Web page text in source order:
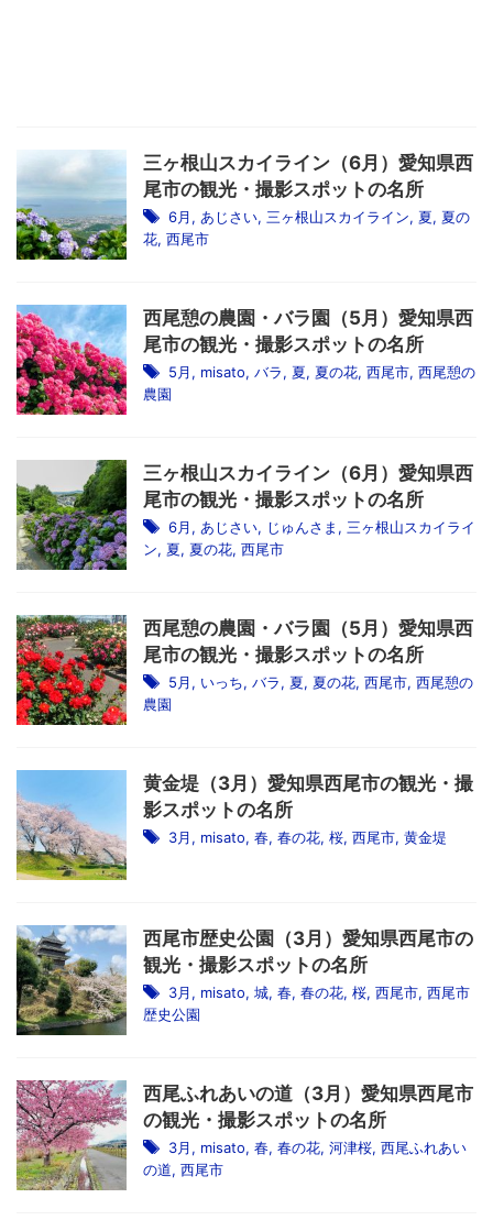
三ヶ根山スカイライン（6月）愛知県西
尾市の観光・撮影スポットの名所
6月, あじさい, 三ヶ根山スカイライン, 夏, 夏の
花, 西尾市
西尾憩の農園・バラ園（5月）愛知県西
尾市の観光・撮影スポットの名所
5月, misato, バラ, 夏, 夏の花, 西尾市, 西尾憩の
農園
三ヶ根山スカイライン（6月）愛知県西
尾市の観光・撮影スポットの名所
6月, あじさい, じゅんさま , 三ヶ根山スカイライ
ン, 夏, 夏の花, 西尾市
西尾憩の農園・バラ園（5月）愛知県西
尾市の観光・撮影スポットの名所
5月, いっち, バラ, 夏, 夏の花, 西尾市, 西尾憩の
農園
黄金堤（3月）愛知県西尾市の観光・撮
影スポットの名所
3月, misato, 春, 春の花, 桜, 西尾市, 黄金堤
西尾市歴史公園（3月）愛知県西尾市の
観光・撮影スポットの名所
3月, misato, 城, 春, 春の花, 桜, 西尾市, 西尾市
歴史公園
西尾ふれあいの道（3月）愛知県西尾市
の観光・撮影スポットの名所
3月, misato, 春, 春の花, 河津桜, 西尾ふれあい
の道, 西尾市